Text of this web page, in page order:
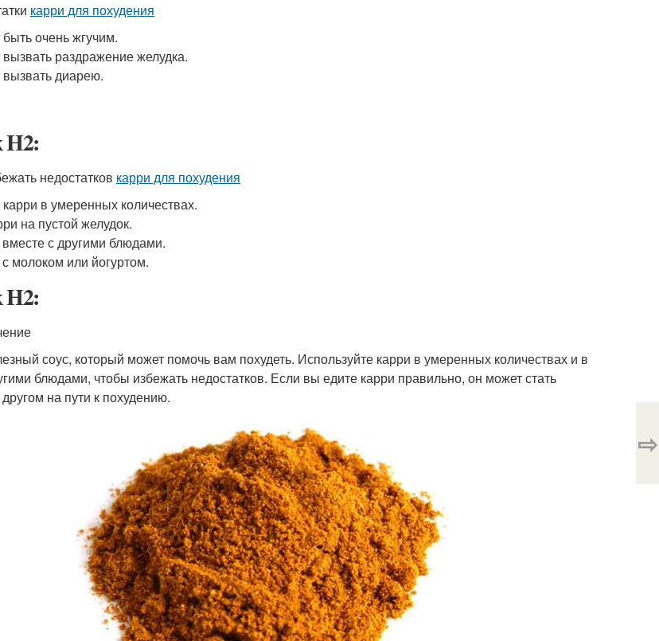
карри для похудения
очень жгучим.
раздражение желудка.
диарею.
H2:
недостатков карри для похудения
в умеренных количествах.
на пустой желудок.
с другими блюдами.
молоком или йогуртом.
H2:
соус, который может помочь вам похудеть. Используйте карри в умеренных количествах и в
блюдами, чтобы избежать недостатков. Если вы едите карри правильно, он может стать
на пути к похудению.
⇨